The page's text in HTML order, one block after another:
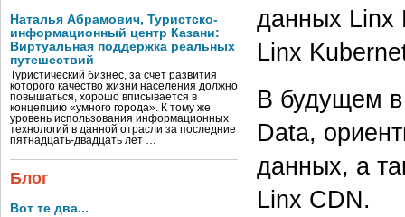
Наталья Абрамович, Туристско-
информационный центр Казани:
Виртуальная поддержка реальных
путешествий
Туристический бизнес, за счет развития
которого качество жизни населения должно
повышаться, хорошо вписывается в
концепцию «умного города». К тому же
уровень использования информационных
технологий в данной отрасли за последние
пятнадцать-двадцать лет …
Блог
Вот те два...
данных Linx
Linx
В будущем в
Data,
данных, а
Linx CDN.